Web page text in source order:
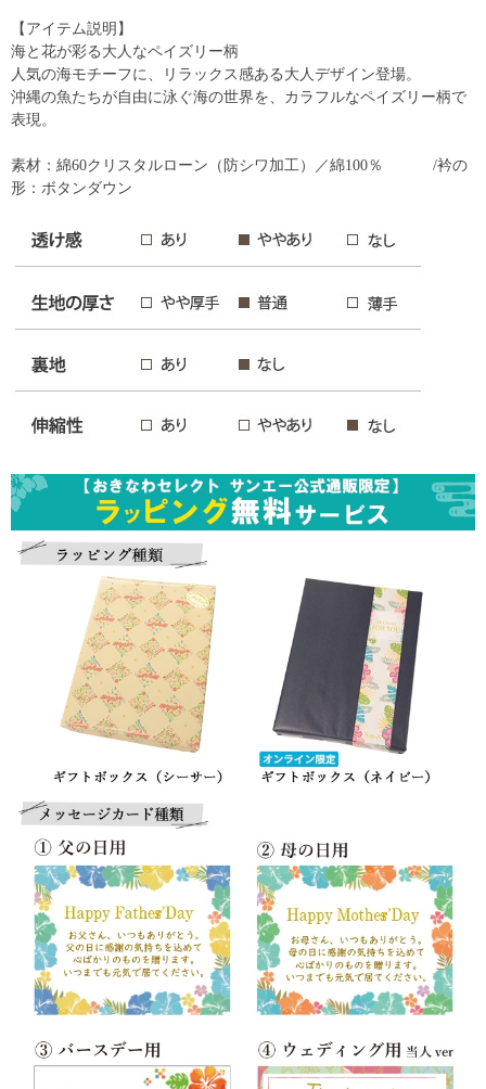
【アイテム説明】
海と花が彩る大人なペイズリー柄
人気の海モチーフに、リラックス感ある大人デザイン登場。
沖縄の魚たちが自由に泳ぐ海の世界を、カラフルなペイズリー柄で
表現。
素材：綿60クリスタルローン（防シワ加工）／綿100％ /衿の
形：ボタンダウン